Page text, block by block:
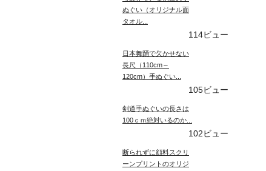
ぬぐい（オリジナル面
タオル...
114ビュー
日本舞踊で欠かせない
長尺（110cm～
120cm）手ぬぐい...
105ビュー
剣道手ぬぐいの長さは
100ｃｍ絶対いるのか...
102ビュー
断られずに顔料スクリ
ーンプリントのオリジ